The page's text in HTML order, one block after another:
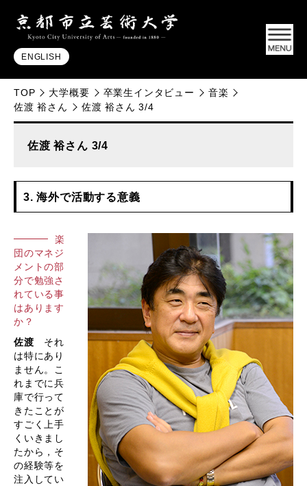
ENGLISH
TOP 大学概要 卒業生インタビュー
音楽
佐渡 裕さん
佐渡 裕さん 3/4
佐渡 裕さん 3/4
3. 海外で活動する意義
楽
団のマネジ
メントの部
分で勉強さ
れている事
はあります
か？
佐渡 それ
は特にあり
ません。こ
れまでに兵
庫で行って
きたことが
すごく上手
くいきまし
たから，そ
の経験等を
注入してい